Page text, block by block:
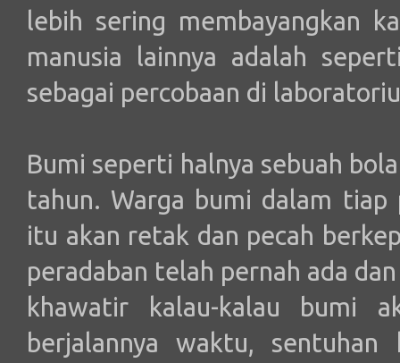
lebih sering membayangkan
manusia lainnya adalah
sebagai percobaan di
Bumi seperti halnya sebuah
tahun. Warga bumi dalam
itu akan retak dan pecah
peradaban telah pernah ada
khawatir kalau-kalau bumi
berjalannya waktu, sentuhan